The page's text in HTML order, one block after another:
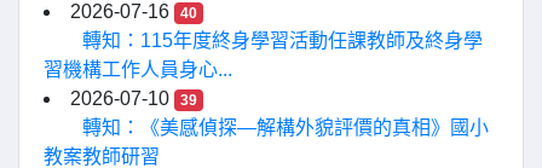
2026-07-16
40
轉知：115年度終身學習活動任課教師及終身學
習機構工作人員身心...
2026-07-10
39
轉知：《美感偵探—解構外貌評價的真相》國小
教案教師研習